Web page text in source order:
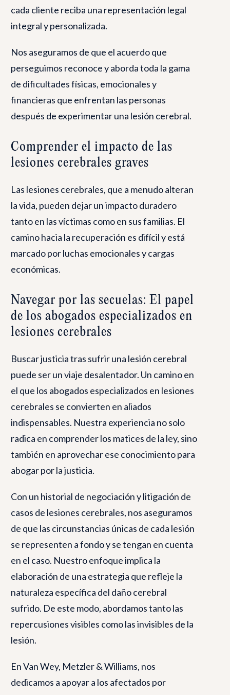
cada cliente reciba una representación legal
integral y personalizada.
Nos aseguramos de que el acuerdo que
perseguimos reconoce y aborda toda la gama
de dificultades físicas, emocionales y
financieras que enfrentan las personas
después de experimentar una lesión cerebral.
Comprender el impacto de las
lesiones cerebrales graves
Las lesiones cerebrales, que a menudo alteran
la vida, pueden dejar un impacto duradero
tanto en las víctimas como en sus familias. El
camino hacia la recuperación es difícil y está
marcado por luchas emocionales y cargas
económicas.
Navegar por las secuelas: El papel
de los abogados especializados en
lesiones cerebrales
Buscar justicia tras sufrir una lesión cerebral
puede ser un viaje desalentador. Un camino en
el que los abogados especializados en lesiones
cerebrales se convierten en aliados
indispensables. Nuestra experiencia no solo
radica en comprender los matices de la ley, sino
también en aprovechar ese conocimiento para
abogar por la justicia.
Con un historial de negociación y litigación de
casos de lesiones cerebrales, nos aseguramos
de que las circunstancias únicas de cada lesión
se representen a fondo y se tengan en cuenta
en el caso. Nuestro enfoque implica la
elaboración de una estrategia que refleje la
naturaleza específica del daño cerebral
sufrido. De este modo, abordamos tanto las
repercusiones visibles como las invisibles de la
lesión.
En Van Wey, Metzler & Williams, nos
dedicamos a apoyar a los afectados por